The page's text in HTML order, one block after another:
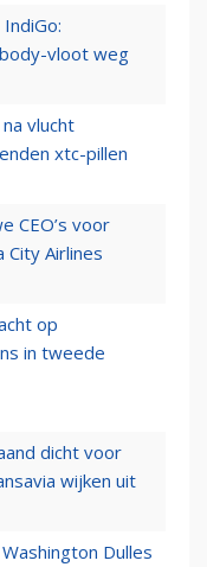
vloot weg
vlucht
xtc-pillen
CEO’s voor
City Airlines
op
in tweede
dicht voor
wijken uit
Dulles